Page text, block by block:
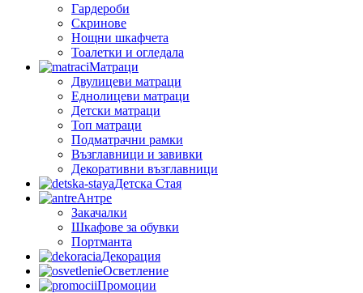
Гардероби
Скринове
Нощни шкафчета
Тоалетки и огледала
Матраци
Двулицеви матраци
Еднолицеви матраци
Детски матраци
Топ матраци
Подматрачни рамки
Възглавници и завивки
Декоративни възглавници
Детска Стая
Антре
Закачалки
Шкафове за обувки
Портманта
Декорация
Осветление
Промоции